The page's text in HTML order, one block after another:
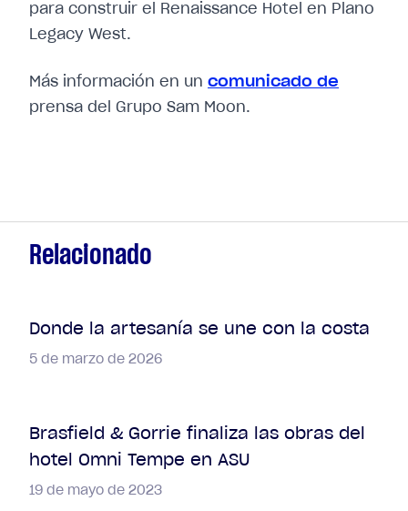
para construir el Renaissance Hotel en Plano
Legacy West.
Más información en un comunicado de
prensa del Grupo Sam Moon.
Relacionado
Donde la artesanía se une con la costa
5 de marzo de 2026
Brasfield & Gorrie finaliza las obras del
hotel Omni Tempe en ASU
19 de mayo de 2023